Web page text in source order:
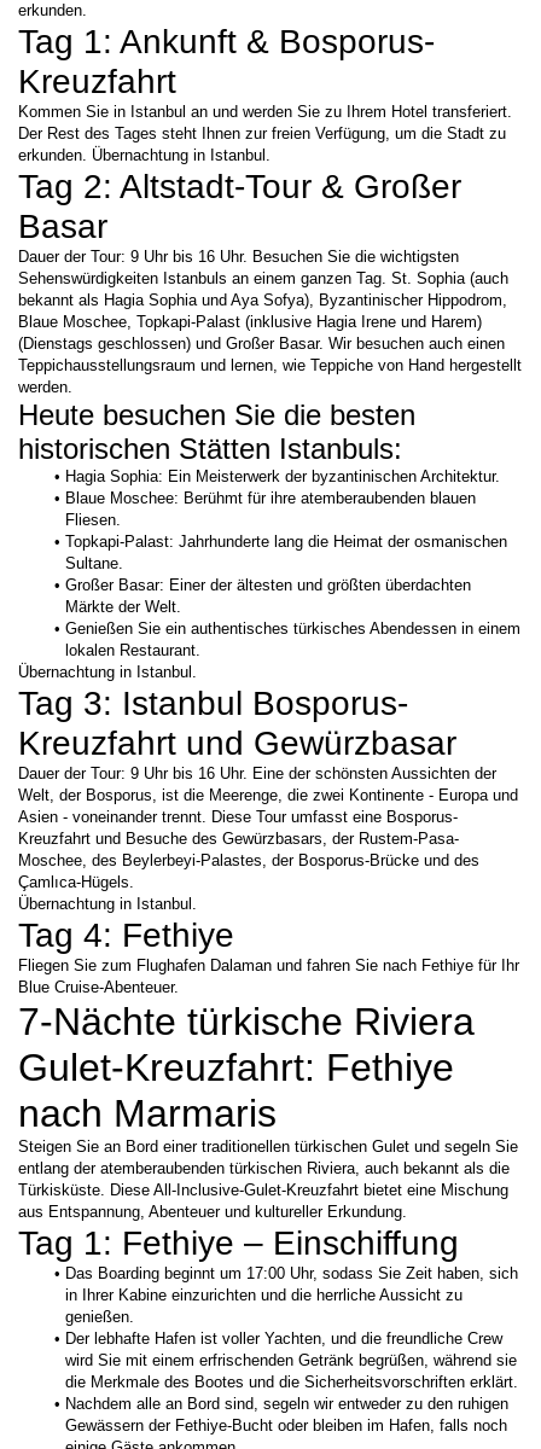
erkunden.
Tag 1: Ankunft & Bosporus-
Kreuzfahrt
Kommen Sie in Istanbul an und werden Sie zu Ihrem Hotel transferiert.
Der Rest des Tages steht Ihnen zur freien Verfügung, um die Stadt zu
erkunden. Übernachtung in Istanbul.
Tag 2: Altstadt-Tour & Großer
Basar
Dauer der Tour: 9 Uhr bis 16 Uhr. Besuchen Sie die wichtigsten
Sehenswürdigkeiten Istanbuls an einem ganzen Tag. St. Sophia (auch
bekannt als Hagia Sophia und Aya Sofya), Byzantinischer Hippodrom,
Blaue Moschee, Topkapi-Palast (inklusive Hagia Irene und Harem)
(Dienstags geschlossen) und Großer Basar. Wir besuchen auch einen
Teppichausstellungsraum und lernen, wie Teppiche von Hand hergestellt
werden.
Heute besuchen Sie die besten
historischen Stätten Istanbuls:
Hagia Sophia: Ein Meisterwerk der byzantinischen Architektur.
Blaue Moschee: Berühmt für ihre atemberaubenden blauen
Fliesen.
Topkapi-Palast: Jahrhunderte lang die Heimat der osmanischen
Sultane.
Großer Basar: Einer der ältesten und größten überdachten
Märkte der Welt.
Genießen Sie ein authentisches türkisches Abendessen in einem
lokalen Restaurant.
Übernachtung in Istanbul.
Tag 3: Istanbul Bosporus-
Kreuzfahrt und Gewürzbasar
Dauer der Tour: 9 Uhr bis 16 Uhr. Eine der schönsten Aussichten der
Welt, der Bosporus, ist die Meerenge, die zwei Kontinente - Europa und
Asien - voneinander trennt. Diese Tour umfasst eine Bosporus-
Kreuzfahrt und Besuche des Gewürzbasars, der Rustem-Pasa-
Moschee, des Beylerbeyi-Palastes, der Bosporus-Brücke und des
Çamlıca-Hügels.
Übernachtung in Istanbul.
Tag 4: Fethiye
Fliegen Sie zum Flughafen Dalaman und fahren Sie nach Fethiye für Ihr
Blue Cruise-Abenteuer.
7-Nächte türkische Riviera
Gulet-Kreuzfahrt: Fethiye
nach Marmaris
Steigen Sie an Bord einer traditionellen türkischen Gulet und segeln Sie
entlang der atemberaubenden türkischen Riviera, auch bekannt als die
Türkisküste. Diese All-Inclusive-Gulet-Kreuzfahrt bietet eine Mischung
aus Entspannung, Abenteuer und kultureller Erkundung.
Tag 1: Fethiye – Einschiffung
Das Boarding beginnt um 17:00 Uhr, sodass Sie Zeit haben, sich
in Ihrer Kabine einzurichten und die herrliche Aussicht zu
genießen.
Der lebhafte Hafen ist voller Yachten, und die freundliche Crew
wird Sie mit einem erfrischenden Getränk begrüßen, während sie
die Merkmale des Bootes und die Sicherheitsvorschriften erklärt.
Nachdem alle an Bord sind, segeln wir entweder zu den ruhigen
Gewässern der Fethiye-Bucht oder bleiben im Hafen, falls noch